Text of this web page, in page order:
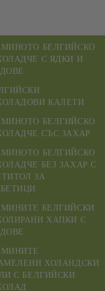
БЕЛГИЙСКО
С ЯДКИ И
КАЛЕТИ
БЕЛГИЙСКО
СЪС ЗАХАР
БЕЛГИЙСКО
БЕЗ ЗАХАР С
ЗА
БЕЛГИЙСКИ
ХАПКИ С
ХОЛАНДСКИ
С БЕЛГИЙСКИ